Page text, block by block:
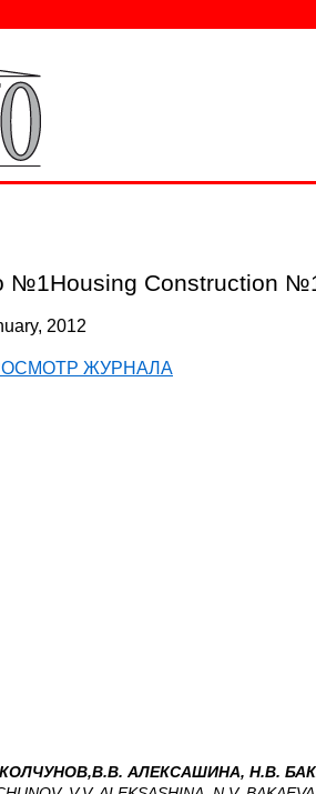
№1Housing Construction
2012
ЖУРНАЛА
АЛЕКСАШИНА, Н.В.